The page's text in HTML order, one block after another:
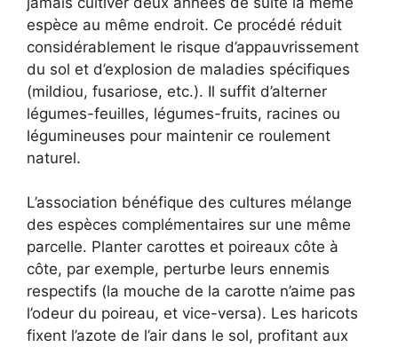
espèce au même endroit. Ce procédé réduit
considérablement le risque d’appauvrissement
du sol et d’explosion de maladies spécifiques
(mildiou, fusariose, etc.). Il suffit d’alterner
légumes-feuilles, légumes-fruits, racines ou
légumineuses pour maintenir ce roulement
naturel.
L’association bénéfique des cultures mélange
des espèces complémentaires sur une même
parcelle. Planter carottes et poireaux côte à
côte, par exemple, perturbe leurs ennemis
respectifs (la mouche de la carotte n’aime pas
l’odeur du poireau, et vice-versa). Les haricots
fixent l’azote de l’air dans le sol, profitant aux